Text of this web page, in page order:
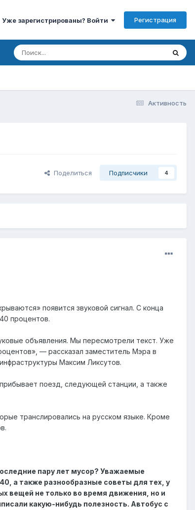
Уже зарегистрированы? Войти Регистрация
Активность
Поделиться Подписчики 4
появится звуковой сигнал. С конца
процентов.
объявления. Мы пересмотрели текст. Уже
— рассказал заместитель Мэра в
Максим Ликсутов.
поезд, следующей станции, а также
транслировались на русском языке. Кроме
пару лет мусор? Уважаемые
а также разнообразные советы для тех, у
вещей не только во время движения, но и
какую-нибудь полезность. Автобус с